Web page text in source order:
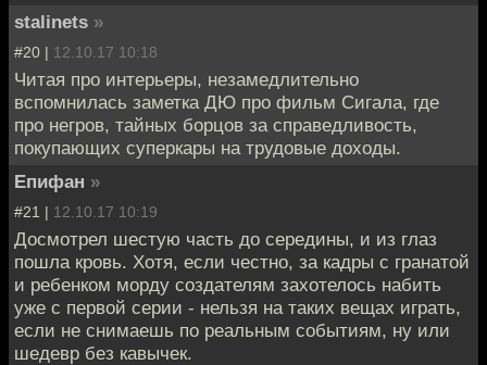
stalinets »
#20 | 12.10.17 10:18
Читая про интерьеры, незамедлительно
вспомнилась заметка ДЮ про фильм Сигала, где
про негров, тайных борцов за справедливость,
покупающих суперкары на трудовые доходы.
Епифан »
#21 | 12.10.17 10:19
Досмотрел шестую часть до середины, и из глаз
пошла кровь. Хотя, если честно, за кадры с гранатой
и ребенком морду создателям захотелось набить
уже с первой серии - нельзя на таких вещах играть,
если не снимаешь по реальным событиям, ну или
шедевр без кавычек.